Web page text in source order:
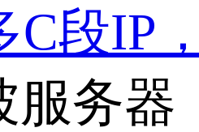
C段IP
服务器